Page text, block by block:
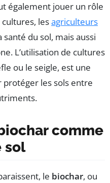
également jouer un rôle
lesagriculteurs
du sol, mais aussi
L’utilisation de cultures
ou le seigle, est une
les sols entre
comme
sol
le biochar, ou